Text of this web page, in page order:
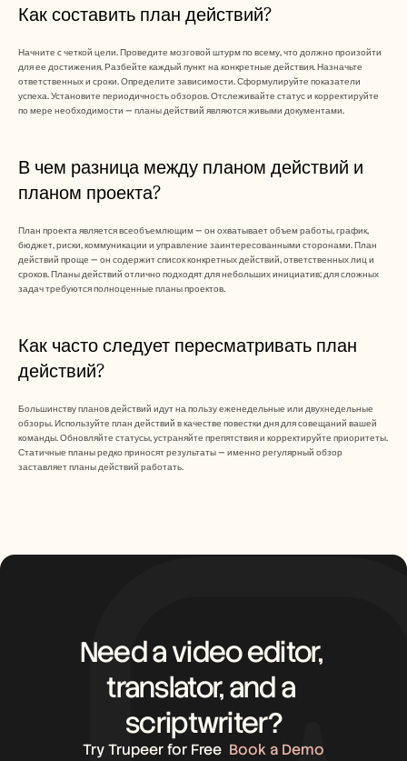
Как составить план действий?
Начните с четкой цели. Проведите мозговой штурм по всему, что должно произойти
для ее достижения. Разбейте каждый пункт на конкретные действия. Назначьте
ответственных и сроки. Определите зависимости. Сформулируйте показатели
успеха. Установите периодичность обзоров. Отслеживайте статус и корректируйте
по мере необходимости — планы действий являются живыми документами.
В чем разница между планом действий и
планом проекта?
План проекта является всеобъемлющим — он охватывает объем работы, график,
бюджет, риски, коммуникации и управление заинтересованными сторонами. План
действий проще — он содержит список конкретных действий, ответственных лиц и
сроков. Планы действий отлично подходят для небольших инициатив; для сложных
задач требуются полноценные планы проектов.
Как часто следует пересматривать план
действий?
Большинству планов действий идут на пользу еженедельные или двухнедельные
обзоры. Используйте план действий в качестве повестки дня для совещаний вашей
команды. Обновляйте статусы, устраняйте препятствия и корректируйте приоритеты.
Статичные планы редко приносят результаты — именно регулярный обзор
заставляет планы действий работать.
Need a video editor,
translator, and a
scriptwriter?
Try Trupeer for Free Book a Demo